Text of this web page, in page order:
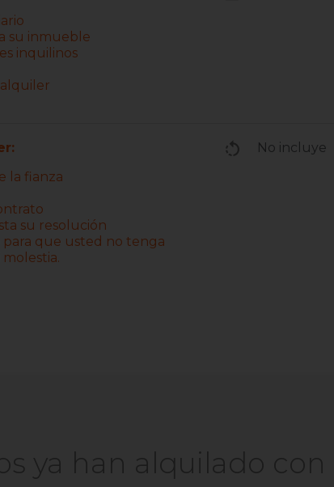
su inmueble
inquilinos
la fianza
su resolución
que usted no tenga
No incluye